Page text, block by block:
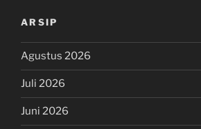
ARSIP
Agustus 2026
Juli 2026
Juni 2026